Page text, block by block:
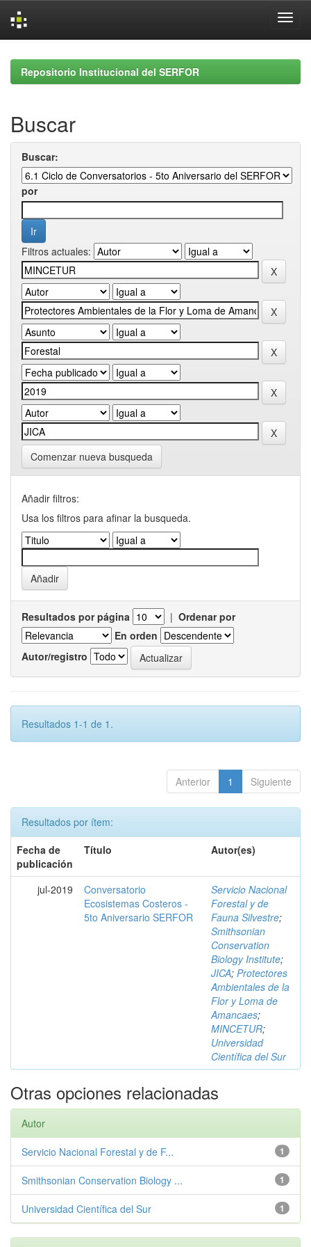
navigationRepositorio Institucional del SERFOR
Buscar
Buscar:
por
Filtros actuales:
Comenzar nueva busqueda
Añadir filtros:
Usa los filtros para afinar la busqueda.
Resultados por página | Ordenar por
En orden
Autor/registro
Resultados 1-1 de 1.
Anterior 1 Siguiente
Resultados por ítem:
Fecha de
publicación
Título Autor(es)
jul-2019
Conversatorio
Ecosistemas Costeros -
5to Aniversario SERFOR
Servicio Nacional
Forestal y de
Fauna Silvestre;
Smithsonian
Conservation
Biology Institute;
JICA; Protectores
Ambientales de la
Flor y Loma de
Amancaes;
MINCETUR;
Universidad
Científica del Sur
Otras opciones relacionadas
Autor
1
Servicio Nacional Forestal y de F...
1
Smithsonian Conservation Biology ...
1
Universidad Científica del Sur